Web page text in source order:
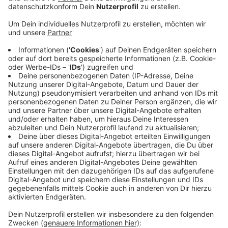
Anzeige
10.000 Euro sollen aus Geschwister-
Hakenfort-Stiftung genommen werden
Anzeige
Der Kostenpunkt nach den Preissteigerungen im
Baugegewerbe und der Inflation liegt bei etwa
200.000 Euro, so dass der SUS nun doch städtische
Unterstützung braucht. Die Verwaltung schlägt vor
10.000 Euro aus der Geschwister-Hakenfort-Stiftung
zu nehmen. Die ist extra zur Förderung von Sport und
Kultur gedacht. Der Haupt- und Finanzausschuss
entscheidet heute Abend (29.03.23).
Anzeige